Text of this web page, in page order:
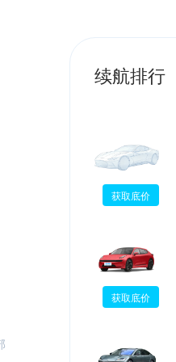
续航排行
获取底价
获取底价